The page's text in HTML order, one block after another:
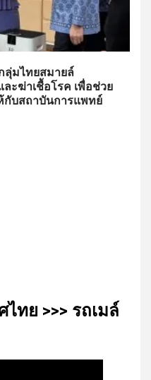
ลุ่มไทยสมายล์
ะฆ่าเชื้อโรค เพื่อช่วย
กับสถาบันการแพทย์
ไทย​ >>> รถเมล์​